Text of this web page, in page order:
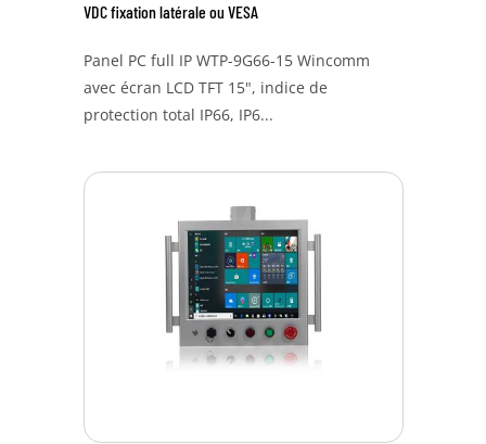
VDC fixation latérale ou VESA
Panel PC full IP WTP-9G66-15 Wincomm
avec écran LCD TFT 15", indice de
protection total IP66, IP6...